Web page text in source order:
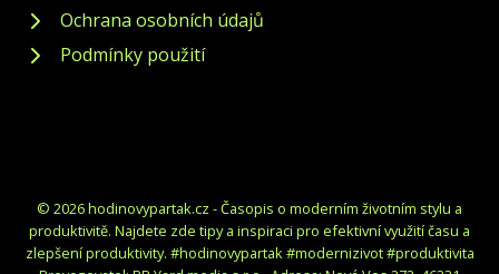
Ochrana osobních údajů
Podmínky použití
© 2026 hodinovypartak.cz - Časopis o moderním životním stylu a
produktivitě. Najdete zde tipy a inspiraci pro efektivní využití času a
zlepšení produktivity. #hodinovypartak #modernizivot #produktivita